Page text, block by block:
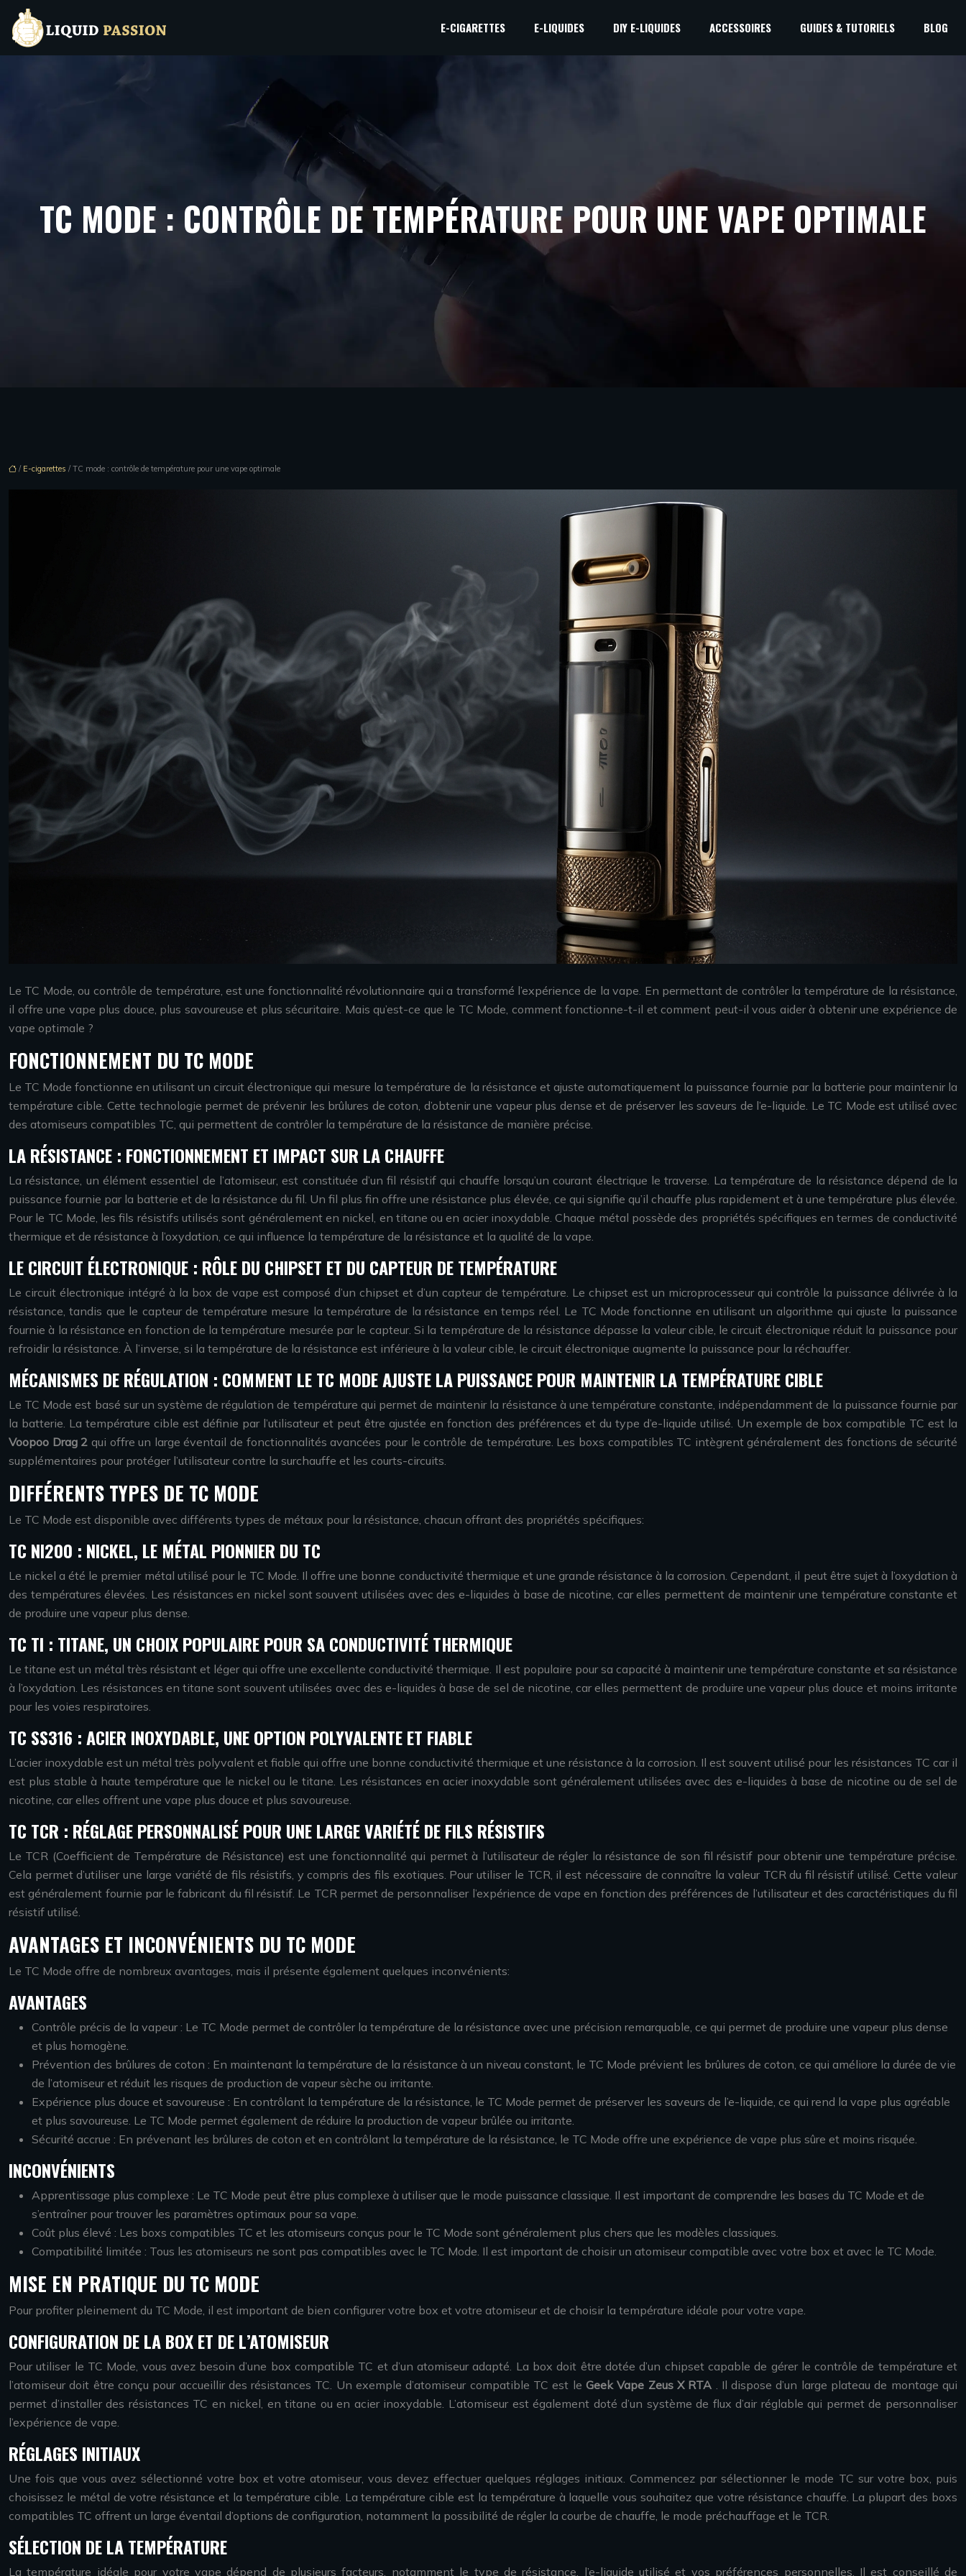
E-CIGARETTES E-LIQUIDES DIY E-LIQUIDES ACCESSOIRES GUIDES & TUTORIELS BLOG
TC MODE : CONTRÔLE DE TEMPÉRATURE POUR UNE VAPE OPTIMALE
/ E-cigarettes / TC mode : contrôle de température pour une vape optimale
Le TC Mode, ou contrôle de température, est une fonctionnalité révolutionnaire qui a transformé l’expérience de la vape. En permettant de contrôler la température de la résistance,
il offre une vape plus douce, plus savoureuse et plus sécuritaire. Mais qu’est-ce que le TC Mode, comment fonctionne-t-il et comment peut-il vous aider à obtenir une expérience de
vape optimale ?
FONCTIONNEMENT DU TC MODE
Le TC Mode fonctionne en utilisant un circuit électronique qui mesure la température de la résistance et ajuste automatiquement la puissance fournie par la batterie pour maintenir la
température cible. Cette technologie permet de prévenir les brûlures de coton, d’obtenir une vapeur plus dense et de préserver les saveurs de l’e-liquide. Le TC Mode est utilisé avec
des atomiseurs compatibles TC, qui permettent de contrôler la température de la résistance de manière précise.
LA RÉSISTANCE : FONCTIONNEMENT ET IMPACT SUR LA CHAUFFE
La résistance, un élément essentiel de l’atomiseur, est constituée d’un fil résistif qui chauffe lorsqu’un courant électrique le traverse. La température de la résistance dépend de la
puissance fournie par la batterie et de la résistance du fil. Un fil plus fin offre une résistance plus élevée, ce qui signifie qu’il chauffe plus rapidement et à une température plus élevée.
Pour le TC Mode, les fils résistifs utilisés sont généralement en nickel, en titane ou en acier inoxydable. Chaque métal possède des propriétés spécifiques en termes de conductivité
thermique et de résistance à l’oxydation, ce qui influence la température de la résistance et la qualité de la vape.
LE CIRCUIT ÉLECTRONIQUE : RÔLE DU CHIPSET ET DU CAPTEUR DE TEMPÉRATURE
Le circuit électronique intégré à la box de vape est composé d’un chipset et d’un capteur de température. Le chipset est un microprocesseur qui contrôle la puissance délivrée à la
résistance, tandis que le capteur de température mesure la température de la résistance en temps réel. Le TC Mode fonctionne en utilisant un algorithme qui ajuste la puissance
fournie à la résistance en fonction de la température mesurée par le capteur. Si la température de la résistance dépasse la valeur cible, le circuit électronique réduit la puissance pour
refroidir la résistance. À l’inverse, si la température de la résistance est inférieure à la valeur cible, le circuit électronique augmente la puissance pour la réchauffer.
MÉCANISMES DE RÉGULATION : COMMENT LE TC MODE AJUSTE LA PUISSANCE POUR MAINTENIR LA TEMPÉRATURE CIBLE
Le TC Mode est basé sur un système de régulation de température qui permet de maintenir la résistance à une température constante, indépendamment de la puissance fournie par
la batterie. La température cible est définie par l’utilisateur et peut être ajustée en fonction des préférences et du type d’e-liquide utilisé. Un exemple de box compatible TC est la
Voopoo Drag 2 qui offre un large éventail de fonctionnalités avancées pour le contrôle de température. Les boxs compatibles TC intègrent généralement des fonctions de sécurité
supplémentaires pour protéger l’utilisateur contre la surchauffe et les courts-circuits.
DIFFÉRENTS TYPES DE TC MODE
Le TC Mode est disponible avec différents types de métaux pour la résistance, chacun offrant des propriétés spécifiques:
TC NI200 : NICKEL, LE MÉTAL PIONNIER DU TC
Le nickel a été le premier métal utilisé pour le TC Mode. Il offre une bonne conductivité thermique et une grande résistance à la corrosion. Cependant, il peut être sujet à l’oxydation à
des températures élevées. Les résistances en nickel sont souvent utilisées avec des e-liquides à base de nicotine, car elles permettent de maintenir une température constante et
de produire une vapeur plus dense.
TC TI : TITANE, UN CHOIX POPULAIRE POUR SA CONDUCTIVITÉ THERMIQUE
Le titane est un métal très résistant et léger qui offre une excellente conductivité thermique. Il est populaire pour sa capacité à maintenir une température constante et sa résistance
à l’oxydation. Les résistances en titane sont souvent utilisées avec des e-liquides à base de sel de nicotine, car elles permettent de produire une vapeur plus douce et moins irritante
pour les voies respiratoires.
TC SS316 : ACIER INOXYDABLE, UNE OPTION POLYVALENTE ET FIABLE
L’acier inoxydable est un métal très polyvalent et fiable qui offre une bonne conductivité thermique et une résistance à la corrosion. Il est souvent utilisé pour les résistances TC car il
est plus stable à haute température que le nickel ou le titane. Les résistances en acier inoxydable sont généralement utilisées avec des e-liquides à base de nicotine ou de sel de
nicotine, car elles offrent une vape plus douce et plus savoureuse.
TC TCR : RÉGLAGE PERSONNALISÉ POUR UNE LARGE VARIÉTÉ DE FILS RÉSISTIFS
Le TCR (Coefficient de Température de Résistance) est une fonctionnalité qui permet à l’utilisateur de régler la résistance de son fil résistif pour obtenir une température précise.
Cela permet d’utiliser une large variété de fils résistifs, y compris des fils exotiques. Pour utiliser le TCR, il est nécessaire de connaître la valeur TCR du fil résistif utilisé. Cette valeur
est généralement fournie par le fabricant du fil résistif. Le TCR permet de personnaliser l’expérience de vape en fonction des préférences de l’utilisateur et des caractéristiques du fil
résistif utilisé.
AVANTAGES ET INCONVÉNIENTS DU TC MODE
Le TC Mode offre de nombreux avantages, mais il présente également quelques inconvénients:
AVANTAGES
Contrôle précis de la vapeur : Le TC Mode permet de contrôler la température de la résistance avec une précision remarquable, ce qui permet de produire une vapeur plus dense
et plus homogène.
Prévention des brûlures de coton : En maintenant la température de la résistance à un niveau constant, le TC Mode prévient les brûlures de coton, ce qui améliore la durée de vie
de l’atomiseur et réduit les risques de production de vapeur sèche ou irritante.
Expérience plus douce et savoureuse : En contrôlant la température de la résistance, le TC Mode permet de préserver les saveurs de l’e-liquide, ce qui rend la vape plus agréable
et plus savoureuse. Le TC Mode permet également de réduire la production de vapeur brûlée ou irritante.
Sécurité accrue : En prévenant les brûlures de coton et en contrôlant la température de la résistance, le TC Mode offre une expérience de vape plus sûre et moins risquée.
INCONVÉNIENTS
Apprentissage plus complexe : Le TC Mode peut être plus complexe à utiliser que le mode puissance classique. Il est important de comprendre les bases du TC Mode et de
s’entraîner pour trouver les paramètres optimaux pour sa vape.
Coût plus élevé : Les boxs compatibles TC et les atomiseurs conçus pour le TC Mode sont généralement plus chers que les modèles classiques.
Compatibilité limitée : Tous les atomiseurs ne sont pas compatibles avec le TC Mode. Il est important de choisir un atomiseur compatible avec votre box et avec le TC Mode.
MISE EN PRATIQUE DU TC MODE
Pour profiter pleinement du TC Mode, il est important de bien configurer votre box et votre atomiseur et de choisir la température idéale pour votre vape.
CONFIGURATION DE LA BOX ET DE L’ATOMISEUR
Pour utiliser le TC Mode, vous avez besoin d’une box compatible TC et d’un atomiseur adapté. La box doit être dotée d’un chipset capable de gérer le contrôle de température et
l’atomiseur doit être conçu pour accueillir des résistances TC. Un exemple d’atomiseur compatible TC est le Geek Vape Zeus X RTA . Il dispose d’un large plateau de montage qui
permet d’installer des résistances TC en nickel, en titane ou en acier inoxydable. L’atomiseur est également doté d’un système de flux d’air réglable qui permet de personnaliser
l’expérience de vape.
RÉGLAGES INITIAUX
Une fois que vous avez sélectionné votre box et votre atomiseur, vous devez effectuer quelques réglages initiaux. Commencez par sélectionner le mode TC sur votre box, puis
choisissez le métal de votre résistance et la température cible. La température cible est la température à laquelle vous souhaitez que votre résistance chauffe. La plupart des boxs
compatibles TC offrent un large éventail d’options de configuration, notamment la possibilité de régler la courbe de chauffe, le mode préchauffage et le TCR.
SÉLECTION DE LA TEMPÉRATURE
La température idéale pour votre vape dépend de plusieurs facteurs, notamment le type de résistance, l’e-liquide utilisé et vos préférences personnelles. Il est conseillé de